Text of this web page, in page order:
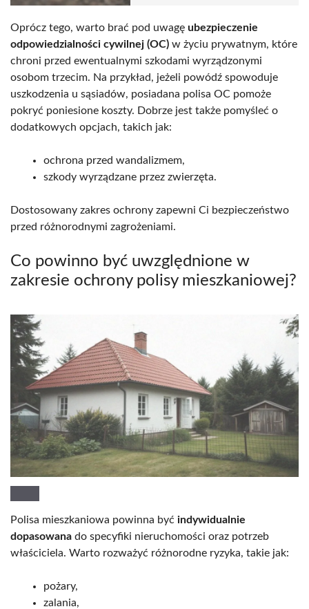
Oprócz tego, warto brać pod uwagę ubezpieczenie
odpowiedzialności cywilnej (OC) w życiu prywatnym, które
chroni przed ewentualnymi szkodami wyrządzonymi
osobom trzecim. Na przykład, jeżeli powódź spowoduje
uszkodzenia u sąsiadów, posiadana polisa OC pomoże
pokryć poniesione koszty. Dobrze jest także pomyśleć o
dodatkowych opcjach, takich jak:
ochrona przed wandalizmem,
szkody wyrządzane przez zwierzęta.
Dostosowany zakres ochrony zapewni Ci bezpieczeństwo
przed różnorodnymi zagrożeniami.
Co powinno być uwzględnione w
zakresie ochrony polisy mieszkaniowej?
Polisa mieszkaniowa powinna być indywidualnie
dopasowana do specyfiki nieruchomości oraz potrzeb
właściciela. Warto rozważyć różnorodne ryzyka, takie jak:
pożary,
zalania,